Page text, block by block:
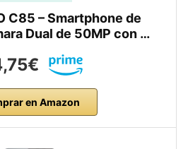
C85 – Smartphone de
Dual de 50MP con …
en Amazon